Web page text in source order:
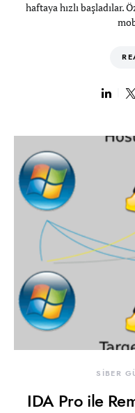
haftaya hızlı başladılar.
SİBER
IDA Pro ile